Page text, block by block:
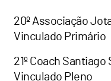
20º Associação
Vinculado Primário
21º Coach Santiago
Vinculado Pleno